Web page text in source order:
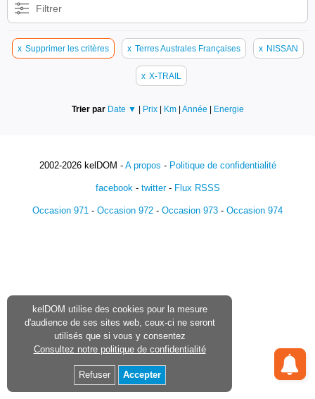
Filtrer
x Supprimer les critères x Terres Australes Françaises x NISSAN
x X-TRAIL
Trier par Date ▼ | Prix | Km | Année | Energie
2002-2026 kelDOM - A propos - Politique de confidentialité
facebook- twitter- Flux RSSS
Occasion 971 - Occasion 972 - Occasion 973 - Occasion 974
kelDOM utilise des cookies pour la mesure
d'audience de ses sites web, ceux-ci ne seront
utilisés que si vous y consentez
Consultez notre politique de confidentialité
Refuser Accepter